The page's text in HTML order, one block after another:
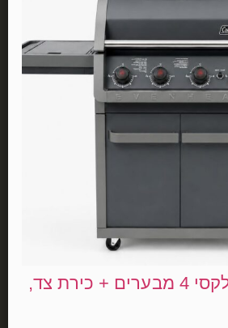
גריל גז קולמן גלקסי 4 מבערים + כירת צד,